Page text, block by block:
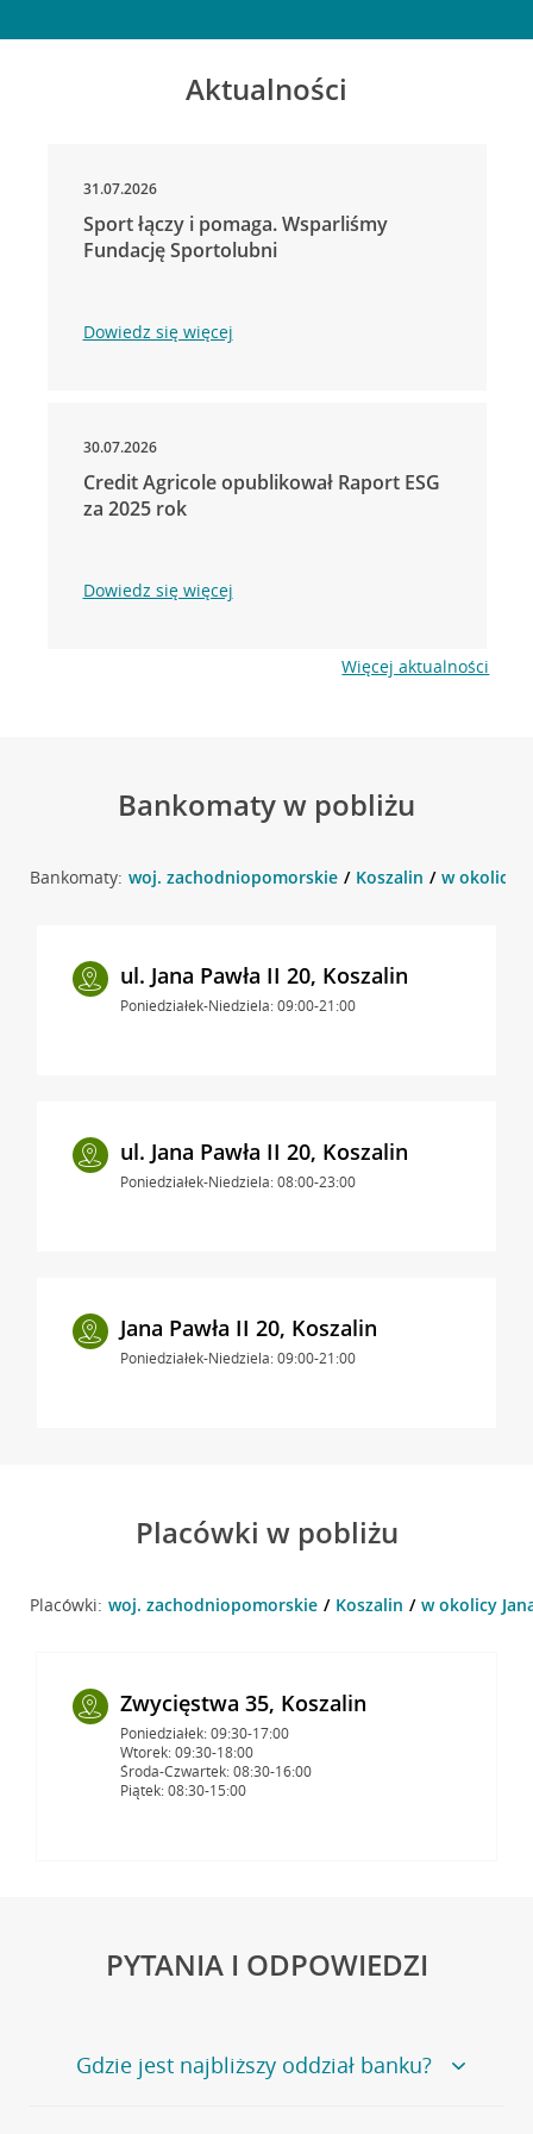
Aktualności
31.07.2026
Sport łączy i pomaga. Wsparliśmy
Fundację Sportolubni
Dowiedz się więcej
30.07.2026
Credit Agricole opublikował Raport ESG
za 2025 rok
Dowiedz się więcej
Więcej aktualności
Bankomaty w pobliżu
Bankomaty: woj. zachodniopomorskie Koszalin w okolicy
ul. Jana Pawła II 20, Koszalin
Poniedziałek-Niedziela: 09:00-21:00
ul. Jana Pawła II 20, Koszalin
Poniedziałek-Niedziela: 08:00-23:00
Jana Pawła II 20, Koszalin
Poniedziałek-Niedziela: 09:00-21:00
Placówki w pobliżu
Placówki: woj. zachodniopomorskie Koszalin w okolicy
Zwycięstwa 35, Koszalin
Poniedziałek: 09:30-17:00
Wtorek: 09:30-18:00
Środa-Czwartek: 08:30-16:00
Piątek: 08:30-15:00
PYTANIA I ODPOWIEDZI
Gdzie jest najbliższy oddział banku?